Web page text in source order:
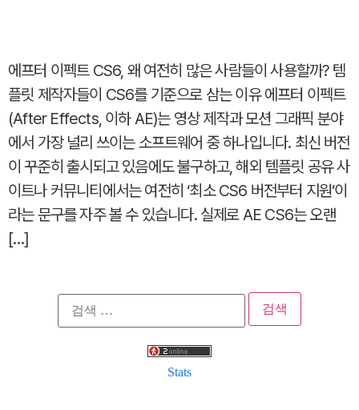
에프터 이펙트 CS6, 왜 여전히 많은 사람들이 사용할까? 템
플릿 제작자들이 CS6를 기준으로 삼는 이유 에프터 이펙트
(After Effects, 이하 AE)는 영상 제작과 모션 그래픽 분야
에서 가장 널리 쓰이는 소프트웨어 중 하나입니다. 최신 버전
이 꾸준히 출시되고 있음에도 불구하고, 해외 템플릿 공유 사
이트나 커뮤니티에서는 여전히 ‘최소 CS6 버전부터 지원’이
라는 문구를 자주 볼 수 있습니다. 실제로 AE CS6는 오랜
[…]
검
색:
Stats